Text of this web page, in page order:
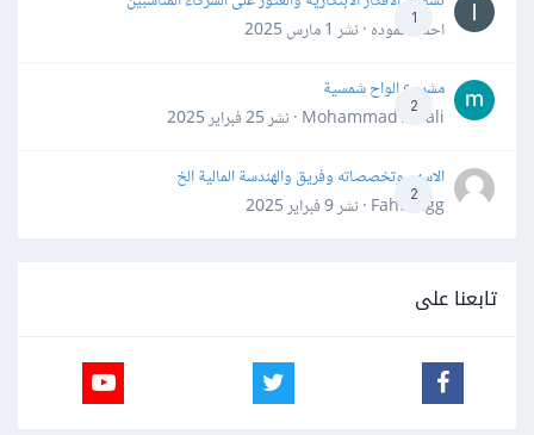
1
احمد حموده · نشر 1 مارس 2025
2
مشروع الواح شمسية
Mohammad Awali · نشر
25 فبراير 2025
2
الاسهم وتخصصاته وفريق والهندسة المالية الخ
Fahd Ggg · نشر
9 فبراير 2025
تابعنا على